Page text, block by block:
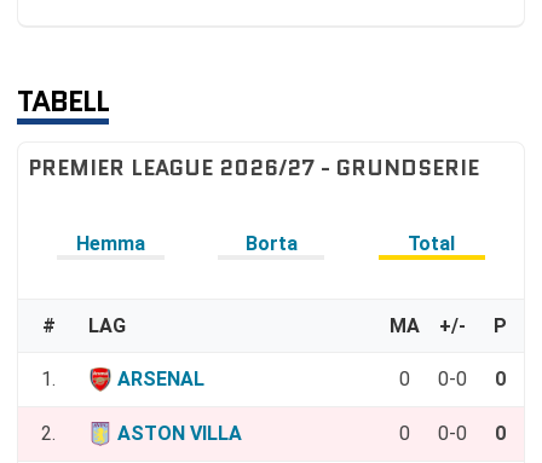
TABELL
PREMIER LEAGUE 2026/27 - GRUNDSERIE
Hemma Borta Total
# LAG MA +/- P
1. ARSENAL 0 0-0 0
2. ASTON VILLA 0 0-0 0